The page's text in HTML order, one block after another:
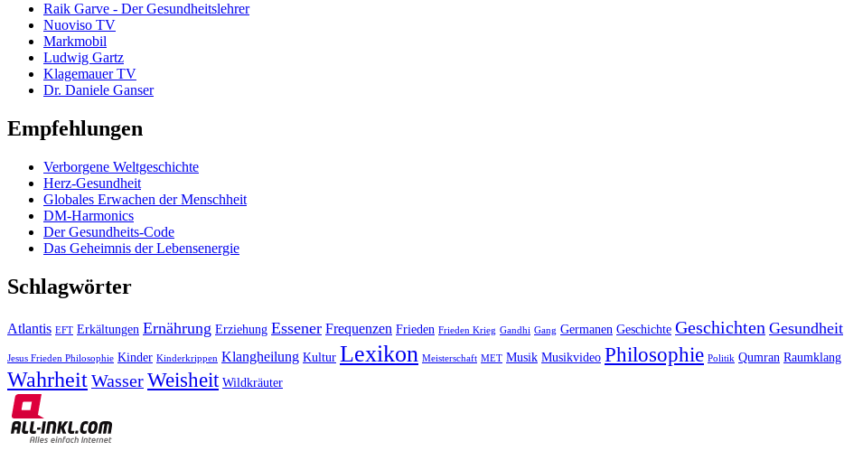
Raik Garve - Der Gesundheitslehrer
Nuoviso TV
Markmobil
Ludwig Gartz
Klagemauer TV
Dr. Daniele Ganser
Empfehlungen
Verborgene Weltgeschichte
Herz-Gesundheit
Globales Erwachen der Menschheit
DM-Harmonics
Der Gesundheits-Code
Das Geheimnis der Lebensenergie
Schlagwörter
Atlantis EFT Erkältungen Ernährung Erziehung Essener Frequenzen Frieden Frieden Krieg Gandhi Gang Germanen Geschichte Geschichten Gesundheit
Jesus Frieden Philosophie Kinder Kinderkrippen Klangheilung Kultur Lexikon Meisterschaft MET Musik Musikvideo Philosophie Politik Qumran Raumklang
WahrheitWasserWeisheit Wildkräuter